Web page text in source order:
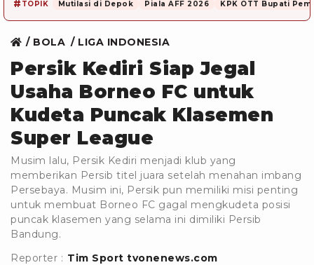
# TOPIK Mutilasi di Depok Piala AFF 2026 KPK OTT Bupati
BOLA LIGA INDONESIA
Persik Kediri Siap Jegal
Usaha Borneo FC untuk
Kudeta Puncak Klasemen
Super League
Musim lalu, Persik Kediri menjadi klub yang
memberikan Persib titel juara setelah menahan imbang
Persebaya. Musim ini, Persik pun memiliki misi penting
untuk membuat Borneo FC gagal mengkudeta posisi
puncak klasemen yang selama ini dimiliki Persib
Bandung.
Reporter : Tim Sport tvonenews.com